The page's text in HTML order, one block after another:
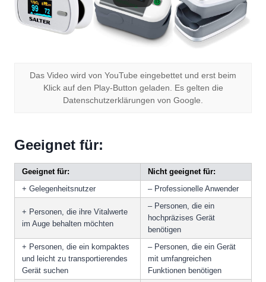
Das Video wird von YouTube eingebettet und erst beim
Klick auf den Play-Button geladen. Es gelten die
Datenschutzerklärungen von Google.
Geeignet für:
Geeignet für:
Nicht geeignet für:
+ Gelegenheitsnutzer
– Professionelle Anwender
+ Personen, die ihre Vitalwerte
im Auge behalten möchten
– Personen, die ein
hochpräzises Gerät
benötigen
+ Personen, die ein kompaktes
und leicht zu transportierendes
Gerät suchen
– Personen, die ein Gerät
mit umfangreichen
Funktionen benötigen